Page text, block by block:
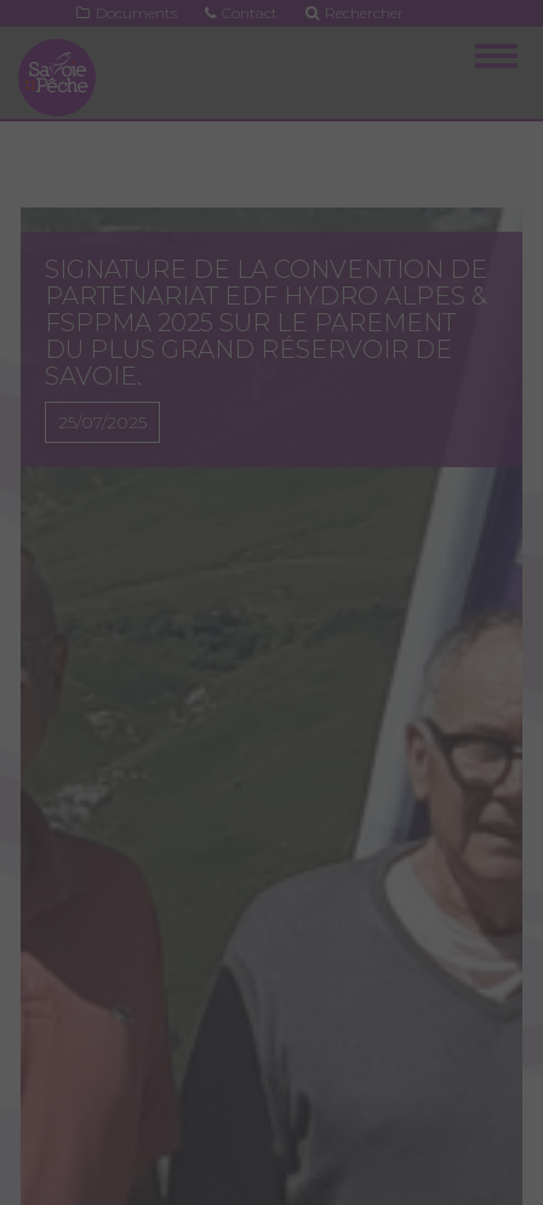
contenu
principal
Documents Contact Rechercher
SIGNATURE DE LA CONVENTION DE
PARTENARIAT EDF HYDRO ALPES &
FSPPMA 2025 SUR LE PAREMENT
DU PLUS GRAND RÉSERVOIR DE
SAVOIE.
25/07/2025